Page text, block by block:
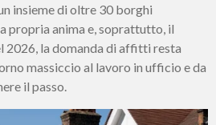
insieme di oltre 30 borghi
propria anima e, soprattutto, il
la domanda di affitti resta
massiccio al lavoro in ufficio e da
il passo.